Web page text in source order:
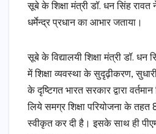
सूबे के शिक्षा मंत्री डॉ. धन सिंह रावत
धर्मेन्द्र प्रधान का आभार जताया।
सूबे के विद्यालयी शिक्षा मंत्री डॉ. धन
में शिक्षा व्यवस्था के सुदृढ़ीकरण,
के दृष्टिगत भारत सरकार द्वारा
लिये समग्र शिक्षा परियोजना के तहत
स्वीकृत कर दी है। इसके साथ ही